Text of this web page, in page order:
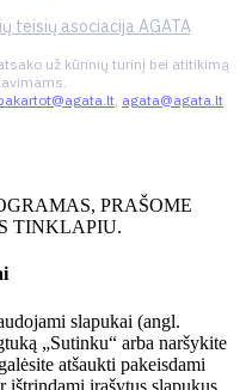
teisių asociacija AGATA
už kūrinių turinį bei atitikimą
, agata@agata.lt
PRAŠOME
TINKLAPIU.
slapukai (angl.
„Sutinku“ arba naršykite
atšaukti pakeisdami
ištrindami įrašytus slapukus.